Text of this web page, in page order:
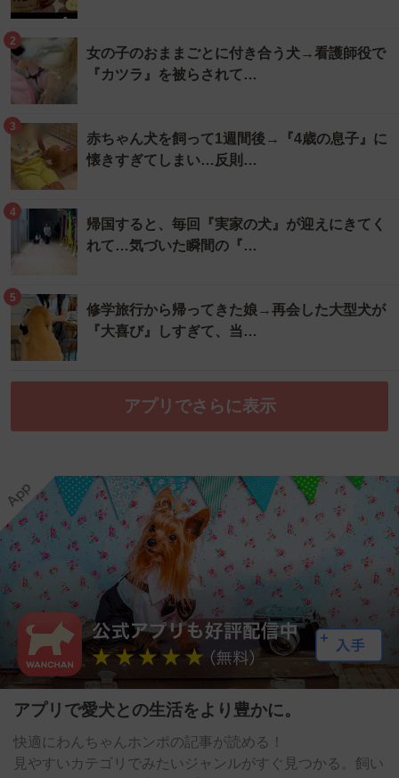
2
女の子のおままごとに付き合う犬→看護師役で
『カツラ』を被らされて…
3
赤ちゃん犬を飼って1週間後→『4歳の息子』に
懐きすぎてしまい…反則…
4
帰国すると、毎回『実家の犬』が迎えにきてく
れて…気づいた瞬間の『…
5
修学旅行から帰ってきた娘→再会した大型犬が
『大喜び』しすぎて、当…
アプリでさらに表示
アプリで愛犬との生活をより豊かに。
快適にわんちゃんホンポの記事が読める！
見やすいカテゴリでみたいジャンルがすぐ見つかる。飼い